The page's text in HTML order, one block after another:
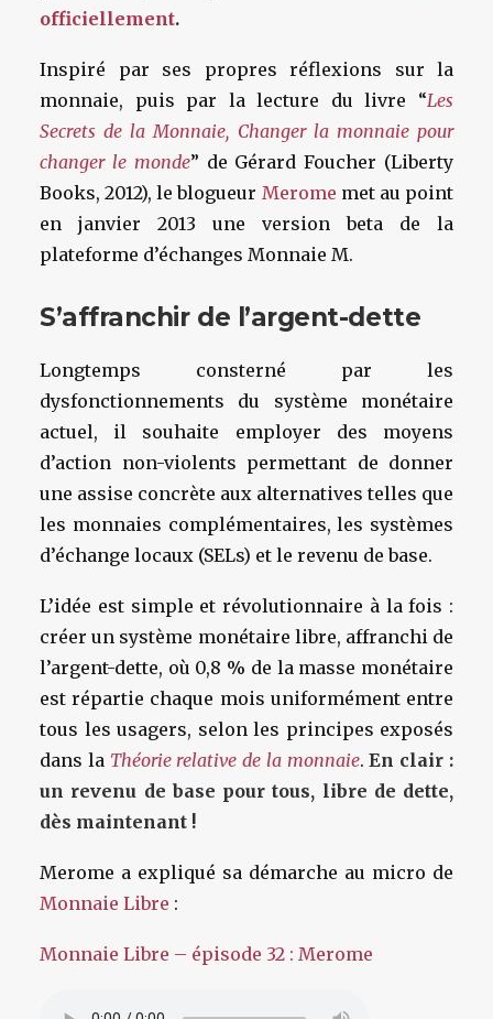
officiellement.
Inspiré par ses propres réflexions sur la
monnaie, puis par la lecture du livre “Les
Secrets de la Monnaie, Changer la monnaie pour
changer le monde” de Gérard Foucher (Liberty
Books, 2012), le blogueur Merome met au point
en janvier 2013 une version beta de la
plateforme d’échanges Monnaie M.
S’affranchir de l’argent-dette
Longtemps consterné par les
dysfonctionnements du système monétaire
actuel, il souhaite employer des moyens
d’action non-violents permettant de donner
une assise concrète aux alternatives telles que
les monnaies complémentaires, les systèmes
d’échange locaux (SELs) et le revenu de base.
L’idée est simple et révolutionnaire à la fois :
créer un système monétaire libre, affranchi de
l’argent-dette, où 0,8 % de la masse monétaire
est répartie chaque mois uniformément entre
tous les usagers, selon les principes exposés
dans la Théorie relative de la monnaie.En clair :
un revenu de base pour tous, libre de dette,
dès maintenant !
Merome a expliqué sa démarche au micro de
Monnaie Libre :
Monnaie Libre – épisode 32 : Merome